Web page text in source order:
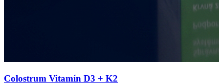
Colostrum Vitamín D3 + K2